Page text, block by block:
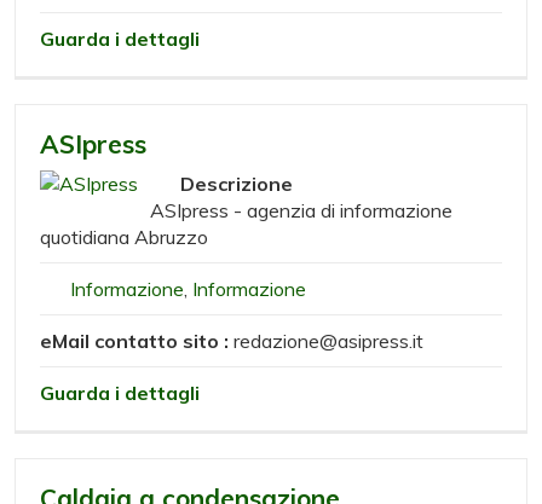
Guarda i dettagli
ASIpress
Descrizione
ASIpress - agenzia di informazione
quotidiana Abruzzo
Informazione Informazione
eMail contatto sito : redazione@asipress.it
Guarda i dettagli